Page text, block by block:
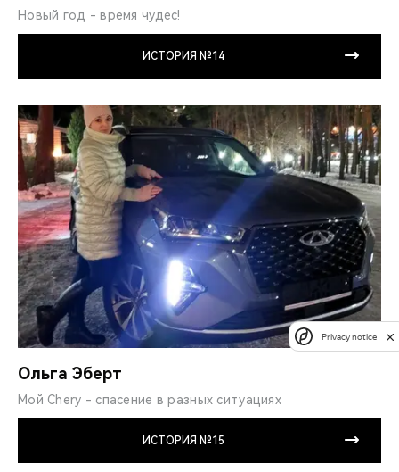
Новый год - время чудес!
ИСТОРИЯ №14
Ольга Эберт
Мой Chery - спасение в разных ситуациях
ИСТОРИЯ №15
Privacy notice